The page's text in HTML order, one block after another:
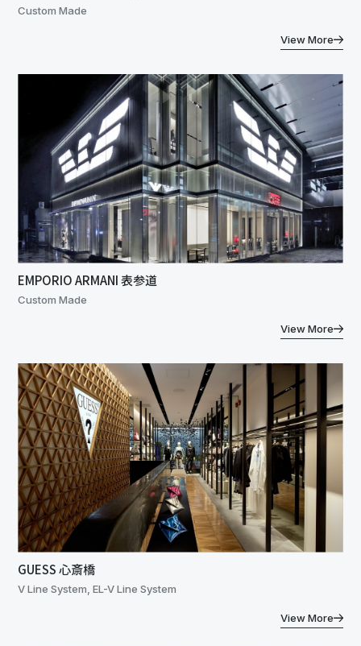
Custom Made
View More
EMPORIO ARMANI 表参道
Custom Made
View More
GUESS 心斎橋
V Line System, EL-V Line System
View More